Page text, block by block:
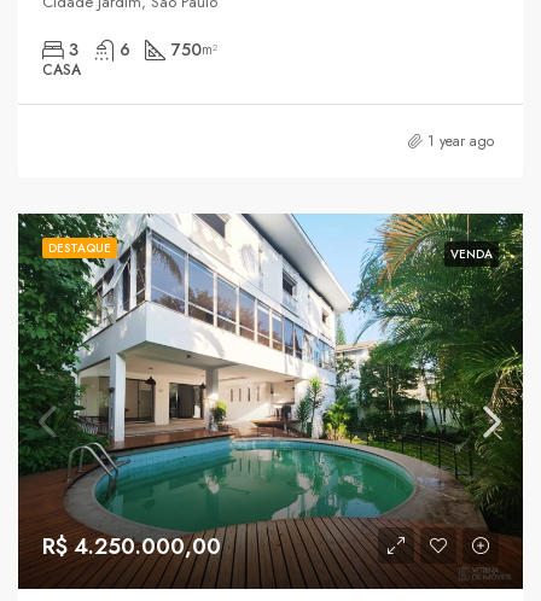
3 6 750m²
CASA
1 year ago
DESTAQUE VENDA
R$ 4.250.000,00